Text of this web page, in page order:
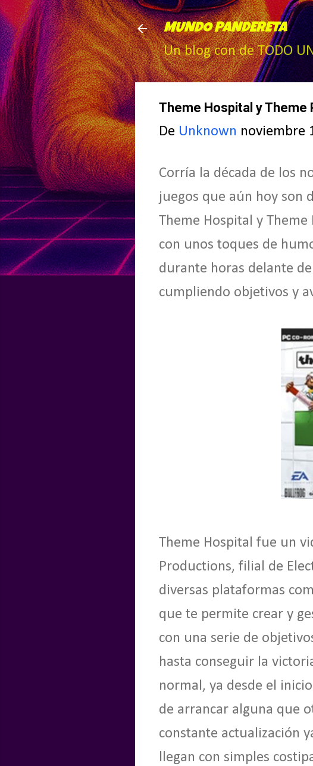
MUNDO PANDERETA
Un blog con de TODO
Theme Hospital y
De Unknown noviembre
Corría la década de los
juegos que aún hoy son
Theme Hospital y
con unos toques de
durante horas delante
cumpliendo objetivos y
Theme Hospital fue un
Productions, filial de
diversas plataformas
que te permite crear y
con una serie de
hasta conseguir la
normal, ya desde el
de arrancar alguna que
constante actualización
llegan con simples